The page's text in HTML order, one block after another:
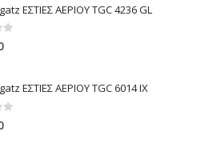
ΕΣΤΙΕΣ ΑΕΡΙΟΥ TGC 4236 GL
ΕΣΤΙΕΣ ΑΕΡΙΟΥ TGC 6014 IX